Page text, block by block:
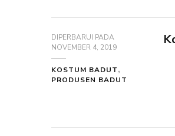
DIPERBARUI PADA
NOVEMBER 4, 2019
KOSTUM BADUT
PRODUSEN BADUT